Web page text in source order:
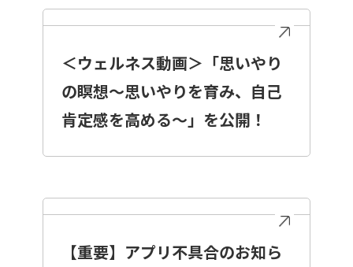
＜ウェルネス動画＞「思いやり
の瞑想～思いやりを育み、自己
肯定感を高める～」を公開！
【重要】アプリ不具合のお知ら